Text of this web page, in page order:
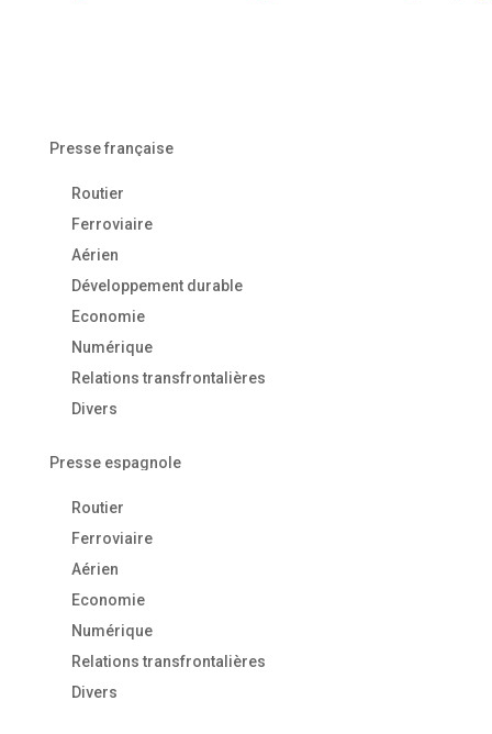
Presse française
Routier
Ferroviaire
Aérien
Développement durable
Economie
Numérique
Relations transfrontalières
Divers
Presse espagnole
Routier
Ferroviaire
Aérien
Economie
Numérique
Relations transfrontalières
Divers